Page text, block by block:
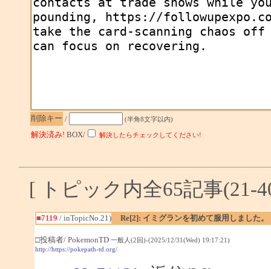
削除キー / (半角8文字以内)
解決済み! BOX/ 解決したらチェックしてください!
[ トピック内全65記事
■7119 / inTopicNo.21) Re[2]: イミグランを初めて服用しました。
□投稿者/ PokemonTD 一般人(2回)-(2025/12/31(Wed) 19:17:21)
http://https://pokepath-td.org/